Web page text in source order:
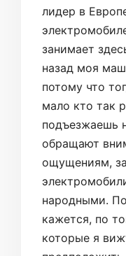
лидер в
занимает
назад моя
потому что
мало кто так
подъезжаешь
обращают
ощущениям,
народными.
кажется, по
которые я